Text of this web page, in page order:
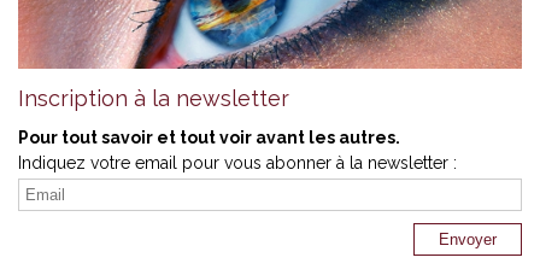
Inscription à la newsletter
Pour tout savoir et tout voir avant les autres.
Indiquez votre email pour vous abonner à la newsletter :